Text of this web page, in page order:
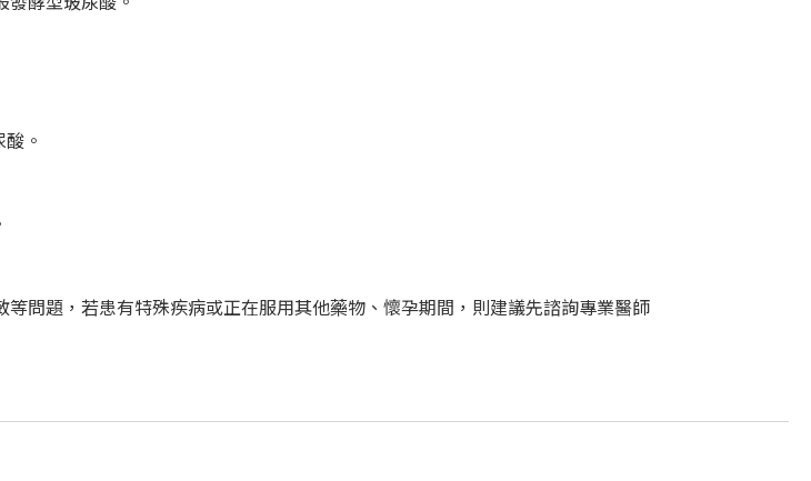
。
問題，若患有特殊疾病或正在服用其他藥物、懷孕期間，則建議先諮詢專業醫師